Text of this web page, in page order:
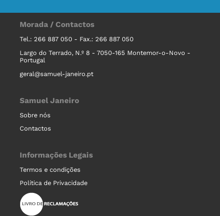
Morada / Contactos
Tel.: 266 887 050 - Fax.: 266 887 050
Largo do Terrado, N.º 8 - 7050-165 Montemor-o-Novo -
Portugal
geral@samuel-janeiro.pt
Samuel Janeiro
Sobre nós
Contactos
Informações Legais
Termos e condições
Política de Privacidade